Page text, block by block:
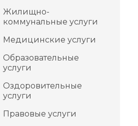
Жилищно-
коммунальные услуги
Медицинские услуги
Образовательные
услуги
Оздоровительные
услуги
Правовые услуги